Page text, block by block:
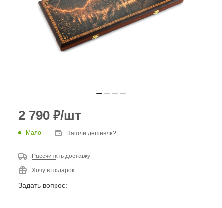
2 790 ₽/шт
Мало Нашли дешевле?
Рассчитать доставку
Хочу в подарок
Задать вопрос: